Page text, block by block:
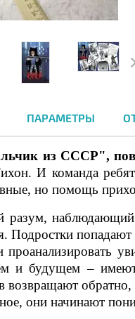
ПАРАМЕТРЫ
из СССР",
И команда
но помощь
разум, наблюдающий
Подростки
проанализировать
и будущем –
возвращают
они начинают